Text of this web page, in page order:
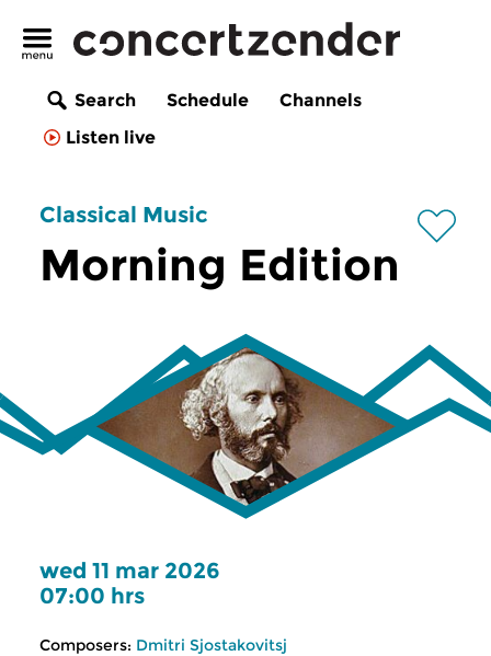
Search Schedule
Channels
Listen live
Classical Music
Morning Edition
wed 11 mar 2026
07:00 hrs
Composers: Dmitri Sjostakovitsj